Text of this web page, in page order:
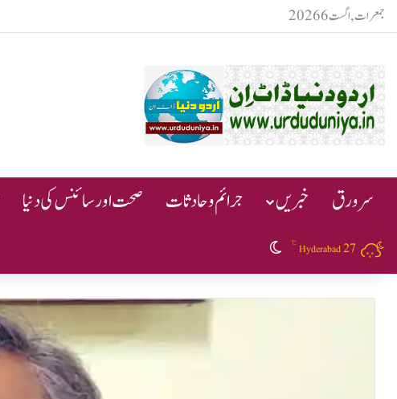
جمعرات, اگست 6 2026
سرورق خبریں جرائم و حادثات صحت اور سائنس کی دنیا
Hyderabad27
℃